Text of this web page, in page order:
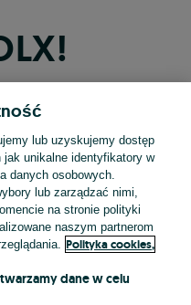
Facebooka
konto Apple
konto Google
lub uzyskujemy dostęp
unikalne identyfikatory w
danych osobowych.
lub zarządzać nimi,
na stronie polityki
naszym partnerom
Polityka cookies,
dane w celu